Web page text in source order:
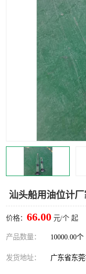
汕头船用油位计
价格： 66.00 元/个 起
产品数量： 10000.00个
发货地址： 广东省东
料位开关
磁性浮球
磁翻板液位计